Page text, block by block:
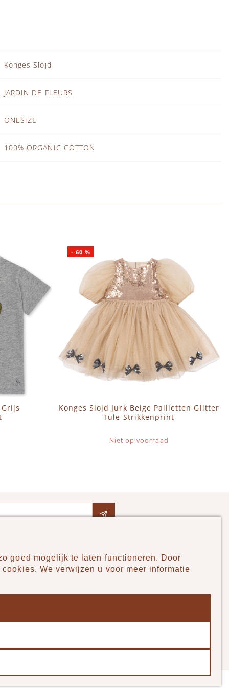
Konges Slojd
JARDIN DE FLEURS
ONESIZE
100% ORGANIC COTTON
Konges Slojd Jurk Beige Pailletten Glitter
Tule Strikkenprint
Niet op voorraad
- 60 %
Pudilo
Klantenservice - Ruilen & Retourneren
goed mogelijk te laten functioneren. Door
We verwijzen u voor meer informatie